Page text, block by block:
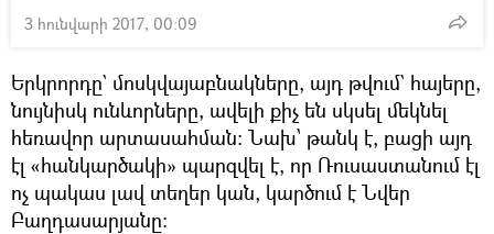
3 հունվարի 2017, 00:09
Երկրորդը` մոսկվայաբնակները, այդ թվում` հայերը,
նույնիսկ ունևորները, ավելի քիչ են սկսել մեկնել
հեռավոր արտասահման: Նախ՝ թանկ է, բացի այդ
էլ «հանկարծակի» պարզվել է, որ Ռուսաստանում էլ
ոչ պակաս լավ տեղեր կան, կարծում է Նվեր
Բաղդասարյանը: